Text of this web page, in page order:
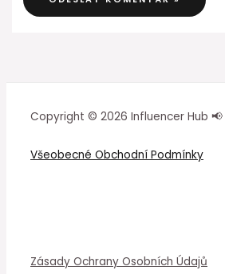
Copyright © 2026 Influencer Hub 📢
Všeobecné Obchodní Podmínky
Zásady Ochrany Osobních Údajů